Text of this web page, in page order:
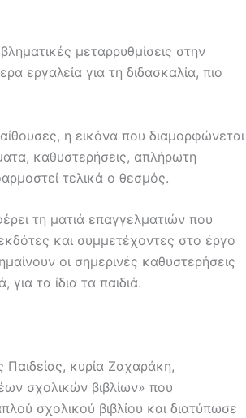
μεταρρυθμίσεις στην
εργαλεία για τη διδασκαλία, πιο
η εικόνα που διαμορφώνεται
καθυστερήσεις, απλήρωτη
τελικά ο θεσμός.
τη ματιά επαγγελματιών που
και συμμετέχοντες στο έργο
οι σημερινές καθυστερήσεις
τα ίδια τα παιδιά.
κυρία Ζαχαράκη,
σχολικών βιβλίων» που
σχολικού βιβλίου και διατύπωσε